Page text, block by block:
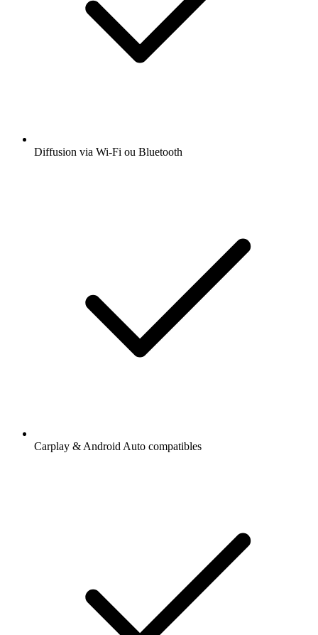
Diffusion via Wi-Fi ou Bluetooth
Carplay & Android Auto compatibles